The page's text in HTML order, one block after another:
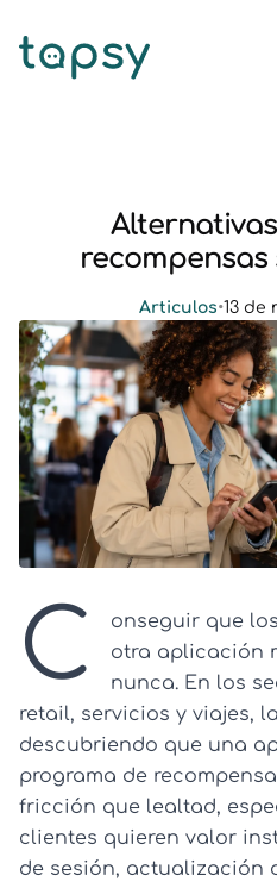
Articulos•13 de
C
onseguir que
otra aplicación
nunca. En los
retail, servicios y viajes,
descubriendo que una
programa de
fricción que lealtad,
clientes quieren valor
de sesión, actualización